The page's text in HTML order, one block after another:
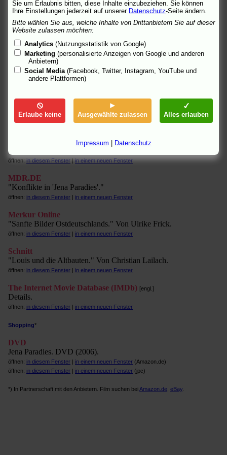
öffnen:in diesem Fenster|in einem neuen Fenster
fluter
"Kleine Geschichten." Von Stefanie Zobl.
öffnen:in diesem Fenster|in einem neuen Fenster
Hamburger Abendblatt Online (I)
"Wie eine Mutter alles unter einen Hut kriegt." Von Frank Arnold.
in diesem Fenster|in einem neuen Fenster
"Mit Träumen gegen die Tristesse." DVD-Kritik von Sabine
Danek.
öffnen:in diesem Fenster |in einem neuen Fenster
Info.
öffnen:in diesem Fenster|in einem neuen Fenster
MDR.DE
"Konflikte in 'Jena Paradies'."
öffnen: in diesem Fenster | in einem neuen Fenster
Merkur Online
"Sanfte Bilder Ostdeutschlands." Von Ulrike Frick.
öffnen: in diesem Fenster | in einem neuen Fenster
Schnitt
"Louis und die Altbauten." Von Christian Lailach.
öffnen: in diesem Fenster | in einem neuen Fenster
The Internet Movie Database (IMDb) [engl.]
Details.
öffnen: in diesem Fenster | in einem neuen Fenster
Shopping*
DVD
Jena Paradies. DVD (2006).
öffnen: in diesem Fenster | in einem neuen Fenster (Amazon.de)
öffnen: in diesem Fenster | in einem neuen Fenster (jpc)
*) In Partnerschaft mit den Anbietern. Film suchen beiAmazon.de eBay
Sie um Erlaubnis bitten, diese Inhalte einzubeziehen. Sie können
Ihre Einstellungen jederzeit auf unserer Datenschutz-Seite ändern.
Bitte wählen Sie aus, welche Inhalte von Drittanbietern Sie auf dieser
Website zulassen möchten:
Analytics (Nutzungsstatistik von Google)
Marketing (personalisierte Anzeigen von Google und anderen
Anbietern)
Social Media (Facebook, Twitter, Instagram, YouTube und
andere Plattformen)
Erlaube keine Ausgewählte zulassen Alles erlauben
Impressum Datenschutz